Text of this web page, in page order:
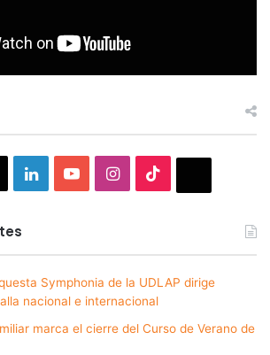
LinkedInYouTubeInstagram
Symphonia de la UDLAP dirige
nacional e internacional
marca el cierre del Curso de Verano de